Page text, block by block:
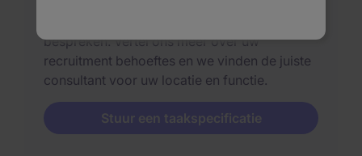
bespreken. Vertel ons meer over uw
recruitment behoeftes en we vinden de juiste
consultant voor uw locatie en functie.
Stuur een taakspecificatie